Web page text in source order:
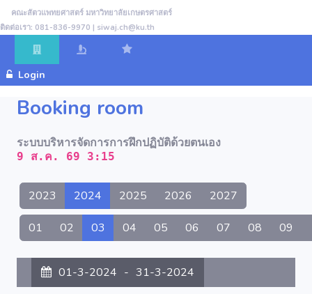
คณะสัตวแพทยศาสตร์ มหาวิทยาลัยเกษตรศาสตร์
ติดต่อเรา: 081-836-9970 | siwaj.ch@ku.th
Login
Booking room
ระบบบริหารจัดการการฝึกปฏิบัติด้วยตนเอง
9 ส.ค. 69 3:15
2023 2024 2025 2026 2027
01 02 03 04 05 06 07 08 09
01-3-2024 - 31-3-2024